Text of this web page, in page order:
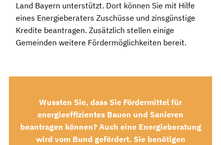
Land Bayern unterstützt. Dort können Sie mit Hilfe
eines Energieberaters Zuschüsse und zinsgünstige
Kredite beantragen. Zusätzlich stellen einige
Gemeinden weitere Fördermöglichkeiten bereit.
Wussten Sie, dass Sie Fördermittel für
energieeffizientes Bauen und Sanieren
beantragen können? Auch eine Energieberatung
wird vom Bund gefördert. Sie benötigen